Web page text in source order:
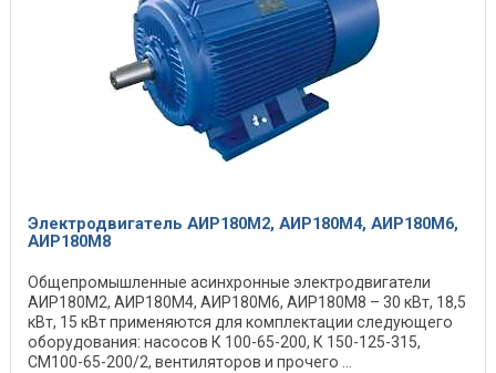
Электродвигатель АИР180М2, АИР180М4, АИР180М6,
АИР180М8
Общепромышленные асинхронные электродвигатели
АИР180М2, АИР180М4, АИР180М6, АИР180М8 – 30 кВт, 18,5
кВт, 15 кВт применяются для комплектации следующего
оборудования: насосов К 100-65-200, К 150-125-315,
СМ100-65-200/2, вентиляторов и прочего ...